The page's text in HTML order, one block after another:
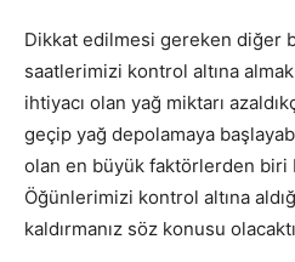
Dikkat edilmesi gereken diğer
saatlerimizi kontrol altına
ihtiyacı olan yağ miktarı
geçip yağ depolamaya
olan en büyük faktörlerden biri
Öğünlerimizi kontrol altına
kaldırmanız söz konusu